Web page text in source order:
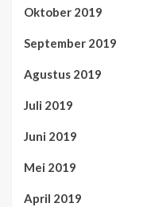
Oktober 2019
September 2019
Agustus 2019
Juli 2019
Juni 2019
Mei 2019
April 2019